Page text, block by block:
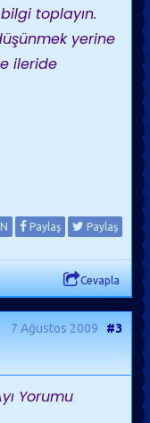
toplayın.
yerine
ileride
Paylaş Paylaş
Cevapla
7 Ağustos 2009 #3
Yorumu